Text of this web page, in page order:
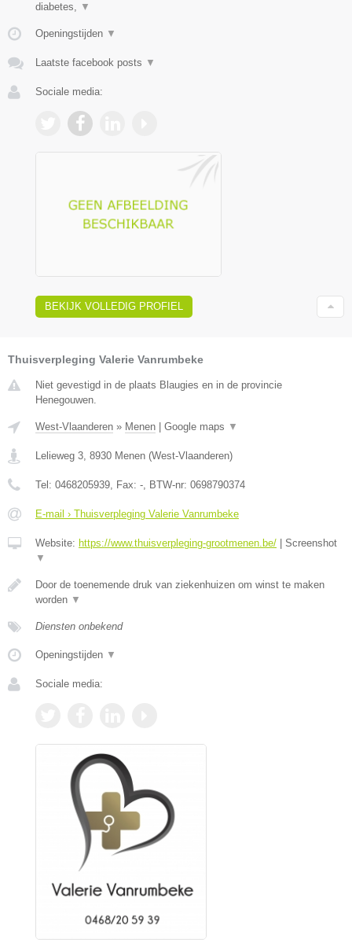
diabetes, ▼
Openingstijden ▼
Laatste facebook posts ▼
Sociale media:
BEKIJK VOLLEDIG PROFIEL
Thuisverpleging Valerie Vanrumbeke
Niet gevestigd in de plaats Blaugies en in de provincie
Henegouwen.
West-Vlaanderen » Menen Google maps ▼
Lelieweg 3 8930 Menen (West-Vlaanderen)
Tel: 0468205939 , Fax: - , BTW-nr: 0698790374
E-mail › Thuisverpleging Valerie Vanrumbeke
Website: https://www.thuisverpleging-grootmenen.be/
Screenshot
▼
Door de toenemende druk van ziekenhuizen om winst te maken
worden ▼
Diensten onbekend
Openingstijden ▼
Sociale media: